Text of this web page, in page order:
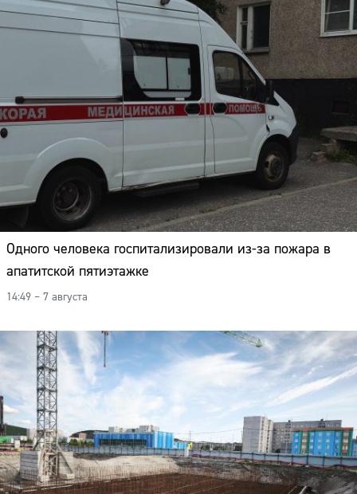
Одного человека госпитализировали из-за пожара в
апатитской пятиэтажке
14:49 – 7 августа